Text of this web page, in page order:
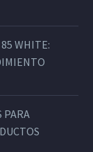
WHITE:
PARA